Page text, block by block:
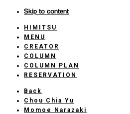
Skip to content
HOME
HIMITSU
MENU
CREATOR
COLUMN
COLUMN PLAN
RESERVATION
Back
Chou Chia Yu
Momoe Narazaki